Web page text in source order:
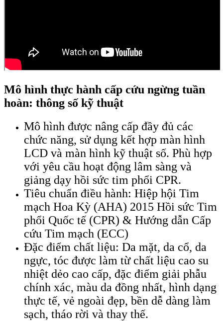
Mô hình thực hành cấp cứu ngừng tuần
hoàn: thông số kỹ thuật
Mô hình được nâng cấp đầy đủ các
chức năng, sử dụng kết hợp màn hình
LCD và màn hình kỹ thuật số. Phù hợp
với yêu cầu hoạt động lâm sàng và
giảng dạy hồi sức tim phổi CPR.
Tiêu chuẩn điều hành: Hiệp hội Tim
mạch Hoa Kỳ (AHA) 2015 Hồi sức Tim
phổi Quốc tế (CPR) & Hướng dẫn Cấp
cứu Tim mạch (ECC)
Đặc điểm chất liệu: Da mặt, da cổ, da
ngực, tóc được làm từ chất liệu cao su
nhiệt dẻo cao cấp, đặc điểm giải phẫu
chính xác, màu da đồng nhất, hình dạng
thực tế, vẻ ngoài đẹp, bền dễ dàng làm
sạch, tháo rời và thay thế.